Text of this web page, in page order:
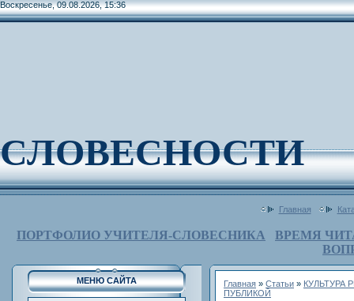
Воскресенье, 09.08.2026, 15:36
СЛОВЕСНОСТИ
Главная
ПОРТФОЛИО УЧИТЕЛЯ-СЛОВЕСНИКА
ВРЕМЯ
МЕНЮ САЙТА Главная » Статьи » КУЛЬТУРА
ПУБЛИКОЙ